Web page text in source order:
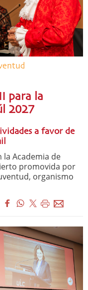
para la
2027
a favor de
Academia de
promovida por
organismo